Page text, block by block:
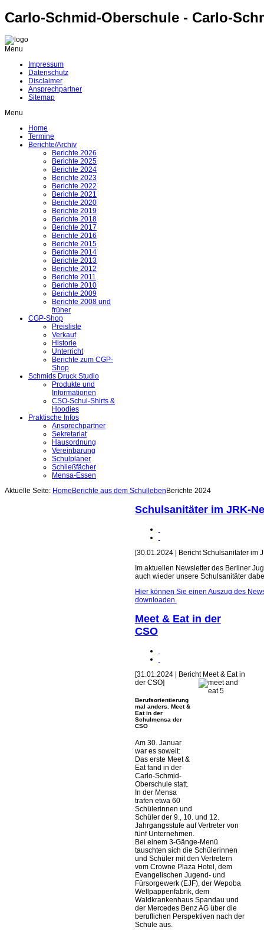
Carlo-Schmid-Oberschule - Carlo-
Menu
Impressum
Datenschutz
Disclaimer
Ansprechpartner
Sitemap
Menu
Home
Termine
Berichte/Archiv
Berichte 2026
Berichte 2025
Berichte 2024
Berichte 2023
Berichte 2022
Berichte 2021
Berichte 2020
Berichte 2019
Berichte 2018
Berichte 2017
Berichte 2016
Berichte 2015
Berichte 2014
Berichte 2013
Berichte 2012
Berichte 2011
Berichte 2010
Berichte 2009
Berichte 2008 und
früher
CGP-Shop
Preisliste
Verkauf
Historie
Unterricht
Berichte zum CGP-
Shop
Schmids Druck Studio
Produkte und
Informationen
CSO-Schul-Shirts &
Hoodies
Praktische Infos
Ansprechpartner
Sekretariat
Hausordnung
Vereinbarung
Schulplaner
Schließfächer
Mensa-Essen
Aktuelle Seite: Home Berichte aus dem Schulleben Berichte 2024
Schulsanitäter im JRK-
[30.01.2024 | Bericht Schulsanitäter im
Im aktuellen Newsletter des Berliner
auch wieder unsere Schulsanitäter
Hier können Sie einen Auszug des
downloaden.
Meet & Eat in der
CSO
[31.01.2024 | Bericht Meet & Eat in
der CSO]
Berufsorientierung
mal anders. Meet &
Eat in der
Schulmensa der
CSO
Am 30. Januar
war es soweit:
Das erste Meet &
Eat fand in der
Carlo-Schmid-
Oberschule statt.
In der Mensa
trafen etwa 60
Schülerinnen und
Schüler der 9., 10. und 12.
Jahrgangsstufe auf Vertreter von
fünf Unternehmen.
Bei einem 3-Gänge-Menü
tauschten sich die Schülerinnen
und Schüler mit den Vertretern
vom Crowne Plaza Hotel, dem
Evangelischen Jugend- und
Fürsorgewerk (EJF), der Wepoba
Wellpappenfabrik, dem
Waldkrankenhaus Spandau und
der Mercedes Benz AG über die
beruflichen Perspektiven nach der
Schule aus.